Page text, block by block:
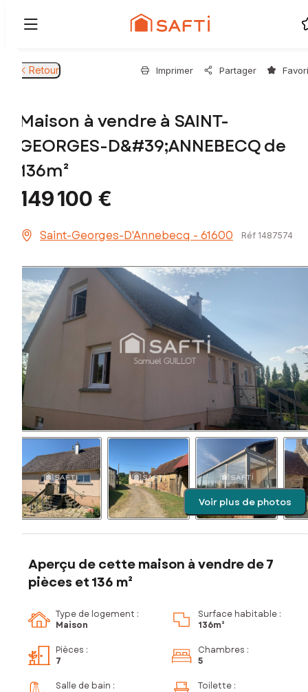
Retour Imprimer Partager
Maison à vendre à SAINT-
GEORGES-D&#39;ANNEBECQ de
136m²
149 100 €
Saint-Georges-D'Annebecq - 61600 Réf 1487574
Voir plus de photos
Aperçu de cette maison à vendre de 7
pièces et 136 m²
Type de logement :
Maison
Surface habitable :
136m²
Pièces :
7
Chambres :
5
Salle de bain :
Toilette :